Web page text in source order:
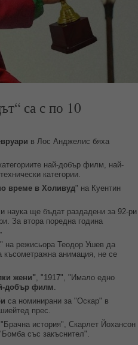
са с по 10
в Лос Анджелис бяха
най-добър филм, най-
категории.
време в Холивуд" на Куентин
наука ще бъдат раздадени за 92-ри
За втора поредна година
на режисьора Теодор Ушев да
късометражна анимация, не се
жени", "1917", "Имало едно
добър филм.
са номинирани за "Оскар" в
прес.
история", Скарлет Йохансон
със закъснител".